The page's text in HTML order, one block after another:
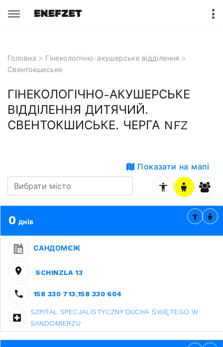
Головна > Гінекологічно-акушерське відділення >
Свентокшиське
ГІНЕКОЛОГІЧНО-АКУШЕРСЬКЕ
ВІДДІЛЕННЯ ДИТЯЧИЙ.
СВЕНТОКШИСЬКЕ. ЧЕРГА NFZ
Показати на мапі
0 днів
САНДОМЄЖ
SCHINZLA 13
158 330 713,158 330 604
SZPITAL SPECJALISTYCZNY DUCHA ŚWIĘTEGO W
SANDOMIERZU